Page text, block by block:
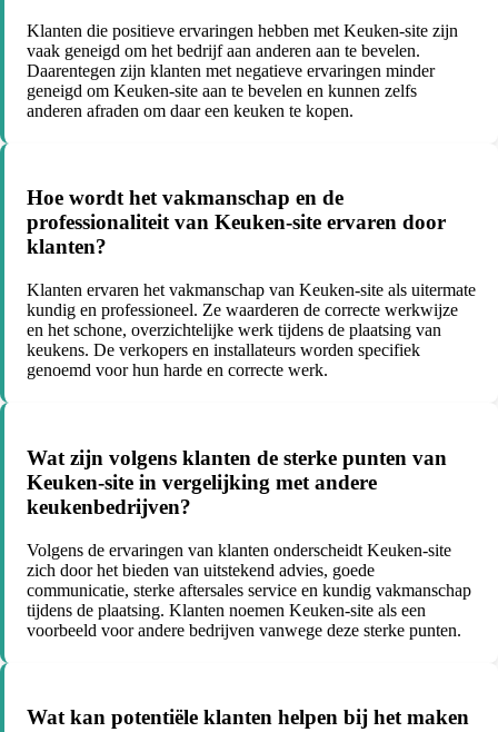
Klanten die positieve ervaringen hebben met Keuken-site zijn
vaak geneigd om het bedrijf aan anderen aan te bevelen.
Daarentegen zijn klanten met negatieve ervaringen minder
geneigd om Keuken-site aan te bevelen en kunnen zelfs
anderen afraden om daar een keuken te kopen.
Hoe wordt het vakmanschap en de
professionaliteit van Keuken-site ervaren door
klanten?
Klanten ervaren het vakmanschap van Keuken-site als uitermate
kundig en professioneel. Ze waarderen de correcte werkwijze
en het schone, overzichtelijke werk tijdens de plaatsing van
keukens. De verkopers en installateurs worden specifiek
genoemd voor hun harde en correcte werk.
Wat zijn volgens klanten de sterke punten van
Keuken-site in vergelijking met andere
keukenbedrijven?
Volgens de ervaringen van klanten onderscheidt Keuken-site
zich door het bieden van uitstekend advies, goede
communicatie, sterke aftersales service en kundig vakmanschap
tijdens de plaatsing. Klanten noemen Keuken-site als een
voorbeeld voor andere bedrijven vanwege deze sterke punten.
Wat kan potentiële klanten helpen bij het maken